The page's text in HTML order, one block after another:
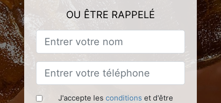
OU ÊTRE RAPPELÉ
J'accepte les conditions et d'être